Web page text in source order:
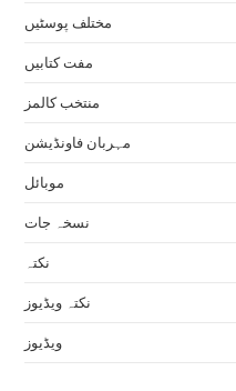
مختلف پوسٹیں
مفت کتابیں
منتخب کالمز
مہربان فاونڈیشن
موبائل
نسخہ جات
نکتہ
نکتہ ویڈیوز
ویڈیوز